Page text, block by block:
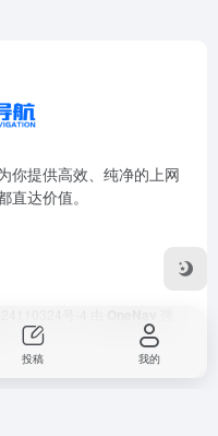
你提供高效、纯净的上网
直达价值。
投稿 我的